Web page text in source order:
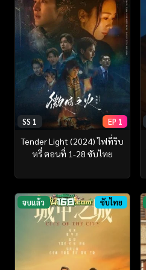
SS 1 EP 1
Tender Light (2024) ไฟที่ริบ
หรี่ ตอนที่ 1-28 ซับไทย
จบแล้ว ซับไทย